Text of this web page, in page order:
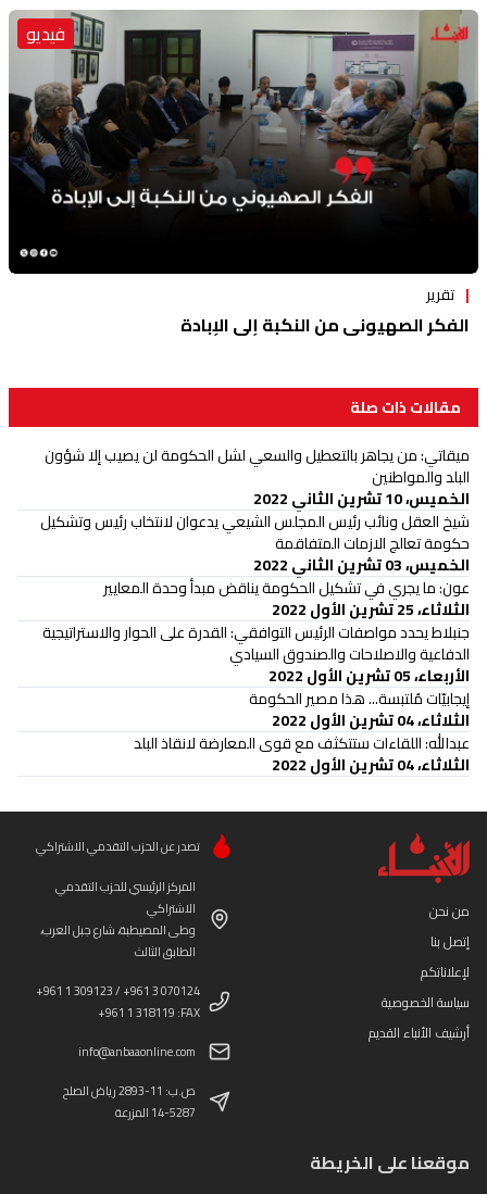
فيديو
تقرير
الفكر الصهيوني من النكبة إلى الإبادة
مقالات ذات صلة
ميقاتي: من يجاهر بالتعطيل والسعي لشل الحكومة لن يصيب إلا شؤون
البلد والمواطنين
الخميس، 10 تشرين الثاني 2022
شيخ العقل ونائب رئيس المجلس الشيعي يدعوان لانتخاب رئيس وتشكيل
حكومة تعالج الازمات المتفاقمة
الخميس، 03 تشرين الثاني 2022
عون: ما يجري في تشكيل الحكومة يناقض مبدأ وحدة المعايير
الثلاثاء، 25 تشرين الأول 2022
جنبلاط يحدد مواصفات الرئيس التوافقي: القدرة على الحوار والاستراتيجية
الدفاعية والاصلاحات والصندوق السيادي
الأربعاء، 05 تشرين الأول 2022
إيجابيّات مُلتبسة... هذا مصير الحكومة
الثلاثاء، 04 تشرين الأول 2022
عبدالله: اللقاءات ستتكثف مع قوى المعارضة لانقاذ البلد
الثلاثاء، 04 تشرين الأول 2022
من نحن
إتصل بنا
لإعلاناتكم
سياسة الخصوصية
أرشيف الأنباء القديم
تصدر عن الحزب التقدمي الاشتراكي
المركز الرئيسي للحزب التقدمي
الاشتراكي
وطى المصيطبة، شارع جبل العرب،
الطابق الثالث
+961 1 309123 / +961 3 070124
+961 1 318119 :FAX
info@anbaaonline.com
ص.ب: 11-2893 رياض الصلح
14-5287 المزرعة
موقعنا على الخريطة